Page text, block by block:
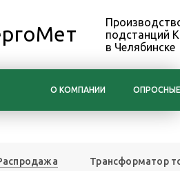
подстанций
в Челябинске
О КОМПАНИИ
Трансформатор